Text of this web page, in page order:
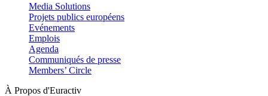
Media Solutions
Projets publics européens
Evénements
Emplois
Agenda
Communiqués de presse
Members’ Circle
À Propos d'Euractiv